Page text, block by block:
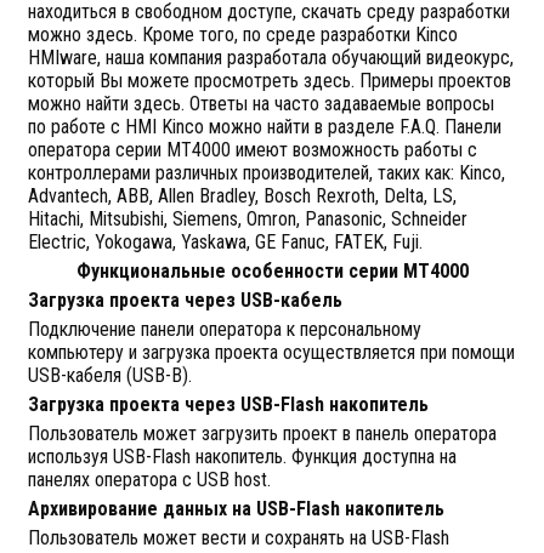
находиться в свободном доступе, скачать среду разработки
можно здесь. Кроме того, по среде разработки Kinco
HMIware, наша компания разработала обучающий видеокурс,
который Вы можете просмотреть здесь. Примеры проектов
можно найти здесь. Ответы на часто задаваемые вопросы
по работе с HMI Kinco можно найти в разделе F.A.Q. Панели
оператора серии MT4000 имеют возможность работы с
контроллерами различных производителей, таких как: Kinco,
Advantech, ABB, Allen Bradley, Bosch Rexroth, Delta, LS,
Hitachi, Mitsubishi, Siemens, Omron, Panasonic, Schneider
Electric, Yokogawa, Yaskawa, GE Fanuc, FATEK, Fuji.
Функциональные особенности серии МТ4000
Загрузка проекта через USB-кабель
Подключение панели оператора к персональному
компьютеру и загрузка проекта осуществляется при помощи
USB-кабеля (USB-B).
Загрузка проекта через USB-Flash накопитель
Пользователь может загрузить проект в панель оператора
используя USB-Flash накопитель. Функция доступна на
панелях оператора с USB host.
Архивирование данных на USB-Flash накопитель
Пользователь может вести и сохранять на USB-Flash